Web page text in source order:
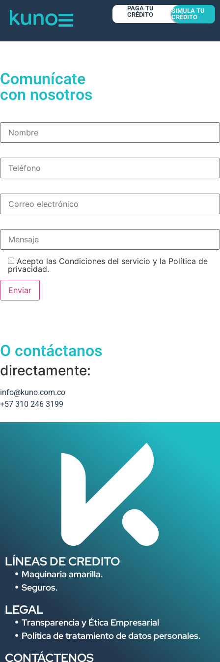
PAGA TU
CRÉDITO
SIMULA TU
CRÉDITO
Contacto
Comunícate
con nosotros
Acepto las Condiciones del servicio y la Política de
privacidad.
O contáctanos
directamente:
info@kuno.com.co
+57 310 246 3199
LÍNEAS DE CREDITO
Maquinaria amarilla.
Seguros.
LEGAL
Transparencia y Ética Empresarial
Política de tratamiento de datos personales.
CONTÁCTENOS